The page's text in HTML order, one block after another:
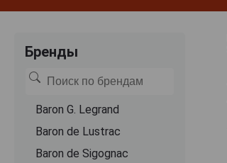
Бренды
Baron G. Legrand
Baron de Lustrac
Baron de Sigognac